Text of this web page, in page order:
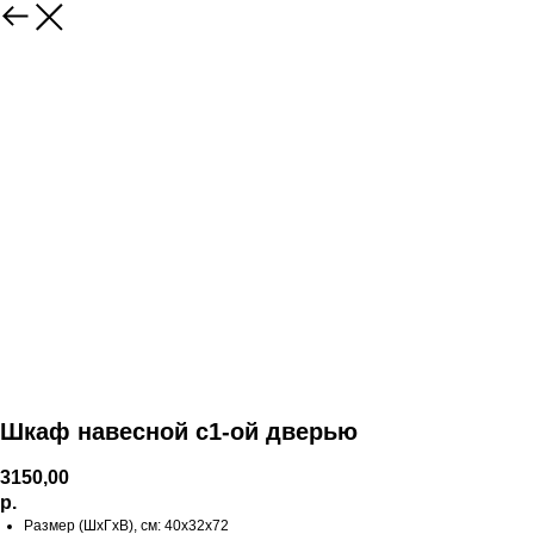
Шкаф навесной с1-ой дверью
3150,00
р.
Размер (ШхГхВ), см: 40х32х72